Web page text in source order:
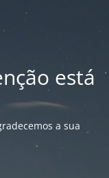
está
a sua